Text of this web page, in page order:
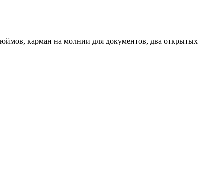
карман на молнии для документов, два